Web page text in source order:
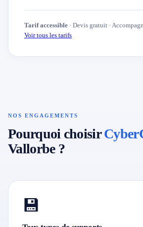
Tarif accessible · Devis gratuit ·
Voir tous les tarifs
NOS ENGAGEMENTS
Pourquoi choisir
Vallorbe ?
💾